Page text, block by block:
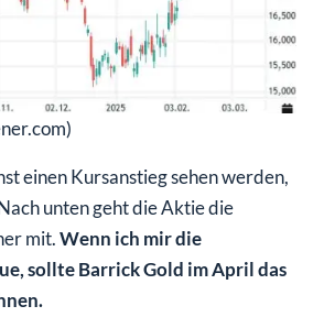
einen Kursanstieg sehen werden,
unten geht die Aktie die
mit.Wenn ich mir die
sollte Barrick Gold im April das